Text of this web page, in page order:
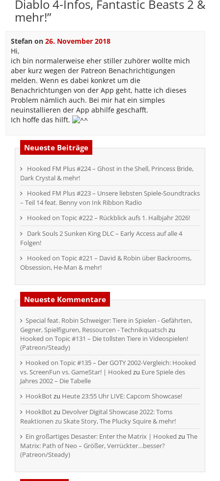
Diablo 4-Infos, Fantastic Beasts 2 &
mehr!”
Stefanon 26. November 2018
Hi,
ich bin normalerweise eher stiller zuhörer wollte mich
aber kurz wegen der Patreon Benachrichtigungen
melden. Wenn es dabei konkret um die
Benachrichtungen von der App geht, hatte ich dieses
Problem nämlich auch. Bei mir hat ein simples
neuinstallieren der App abhilfe geschafft.
Ich hoffe das hilft.
Neueste Beiträge
Hooked FM Plus #224 – Ghost in the Shell, Princess Bride,
Dark Crystal & mehr!
Hooked FM Plus #223 – Unsere liebsten Spiele-Soundtracks
– Teil 14 feat. Benny von Ink Ribbon Radio
Hooked on Topic #222 – Rückblick aufs 1. Halbjahr 2026!
Dark Souls 2 Sunken King DLC – Early Access auf alle 4
Folgen!
Hooked on Topic #221 – David & Robin über Backrooms,
Obsession, He-Man & mehr!
Neueste Kommentare
Special feat. Robin Schweiger: Tiere in Spielen - Gefährten,
Gegner, Spielfiguren, Ressourcen - Technikquatsch zu
Hooked on Topic #131 – Die tollsten Tiere in Videospielen!
(Patreon/Steady)
Hooked on Topic #135 – Der GOTY 2002-Vergleich: Hooked
vs. ScreenFun vs. GameStar! | Hooked zu Eure Spiele des
Jahres 2002 – Die Tabelle
HookBotzu Heute 23:55 Uhr LIVE: Capcom Showcase!
HookBotzu Devolver Digital Showcase 2022: Toms
Reaktionen zu Skate Story, The Plucky Squire & mehr!
Ein großartiges Desaster: Enter the Matrix | Hooked zu The
Matrix: Path of Neo – Größer, Verrückter…besser?
(Patreon/Steady)